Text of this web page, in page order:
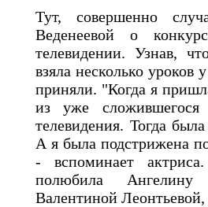
Тут, совершенно
Веденеевой о
телевидении. Узнав,
взяла несколько уроков
приняли. "Когда я
из уже сложившегося
телевидения. Тогда
А я была подстрижена
- вспоминает
полюбила Ангелину
Валентиной